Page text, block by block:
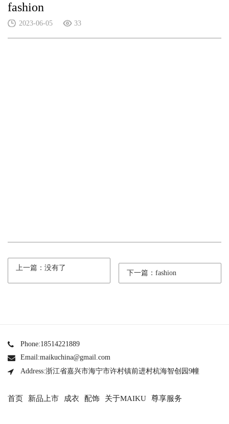
fashion
2023-06-05 33
上一篇：没有了
下一篇：fashion
Phone:18514221889
Email:maikuchina@gmail.com
Address:浙江省嘉兴市海宁市许村镇前进村杭海智创园9幢
首页 新品上市 成衣 配饰 关于MAIKU 尊享服务